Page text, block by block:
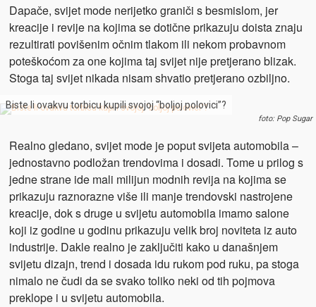
Dapače, svijet mode nerijetko graniči s besmislom, jer
kreacije i revije na kojima se dotične prikazuju doista znaju
rezultirati povišenim očnim tlakom ili nekom probavnom
poteškoćom za one kojima taj svijet nije pretjerano blizak.
Stoga taj svijet nikada nisam shvatio pretjerano ozbiljno.
Biste li ovakvu torbicu kupili svojoj “boljoj polovici”?
foto: Pop Sugar
Realno gledano, svijet mode je poput svijeta automobila –
jednostavno podložan trendovima i dosadi. Tome u prilog s
jedne strane ide mali milijun modnih revija na kojima se
prikazuju raznorazne više ili manje trendovski nastrojene
kreacije, dok s druge u svijetu automobila imamo salone
koji iz godine u godinu prikazuju velik broj noviteta iz auto
industrije. Dakle realno je zaključiti kako u današnjem
svijetu dizajn, trend i dosada idu rukom pod ruku, pa stoga
nimalo ne čudi da se svako toliko neki od tih pojmova
preklope i u svijetu automobila.